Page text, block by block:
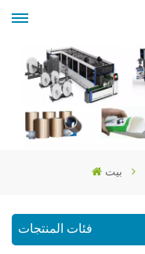
بيت
فئات المنتجات